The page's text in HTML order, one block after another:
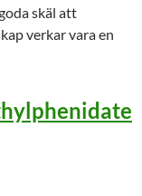
skäl att
verkar vara en